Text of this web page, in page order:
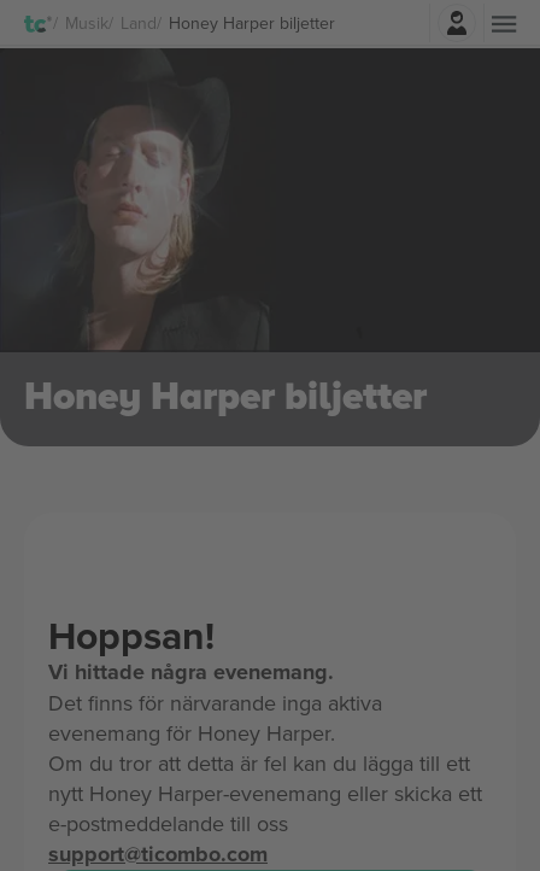
Musik Land Honey Harper biljetter
Logga in
Honey Harper biljetter
Hoppsan!
Vi hittade några evenemang.
Det finns för närvarande inga aktiva
evenemang för Honey Harper.
Om du tror att detta är fel kan du lägga till ett
nytt Honey Harper-evenemang eller skicka ett
e-postmeddelande till oss
support@ticombo.com